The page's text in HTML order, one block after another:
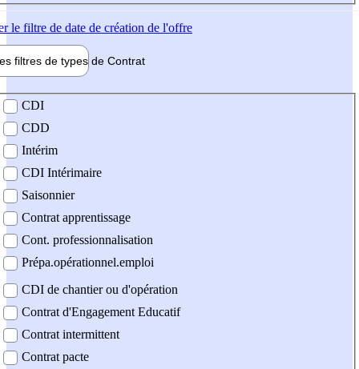
le filtre de date de création de l'offre
filtres de types de Contrat
contrat
CDI
CDD
Intérim
CDI Intérimaire
Saisonnier
Contrat apprentissage
Cont. professionnalisation
Prépa.opérationnel.emploi
CDI de chantier ou d'opération
Contrat d'Engagement Educatif
Contrat intermittent
Contrat pacte